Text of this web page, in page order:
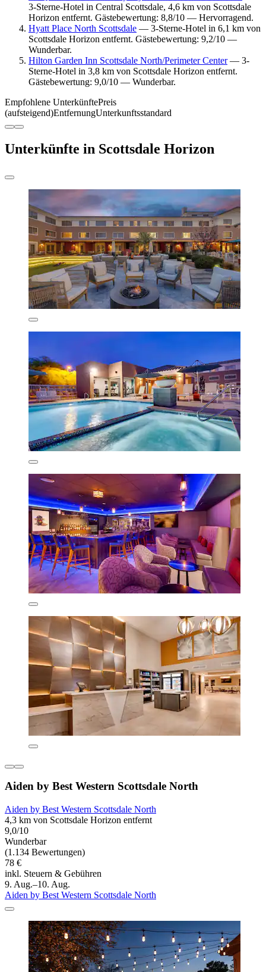
3-Sterne-Hotel in Central Scottsdale, 4,6 km von Scottsdale
Horizon entfernt. Gästebewertung: 8,8/10 — Hervorragend.
Hyatt Place North Scottsdale — 3-Sterne-Hotel in 6,1 km von
Scottsdale Horizon entfernt. Gästebewertung: 9,2/10 —
Wunderbar.
Hilton Garden Inn Scottsdale North/Perimeter Center— 3-
Sterne-Hotel in 3,8 km von Scottsdale Horizon entfernt.
Gästebewertung: 9,0/10 — Wunderbar.
Empfohlene UnterkünftePreis
(aufsteigend)EntfernungUnterkunftsstandard
Unterkünfte in Scottsdale Horizon
Aiden by Best Western Scottsdale North
Aiden by Best Western Scottsdale North
4,3 km von Scottsdale Horizon entfernt
9,0/10
Wunderbar
(1.134 Bewertungen)
78 €
inkl. Steuern & Gebühren
9. Aug.–10. Aug.
Aiden by Best Western Scottsdale North